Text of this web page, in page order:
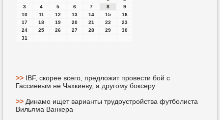
3
4 5 6 7 8
9
10
11 12 13 14 15
16
17
18 19 20 21 22
23
24
25 26 27 28 29
30
31
>> IBF, скорее всего, предложит провести бой с
Гассиевым не Чахкиеву, а другому боксеру
>> Динамо ищет варианты трудоустройства футболиста
Вильяма Ванкера